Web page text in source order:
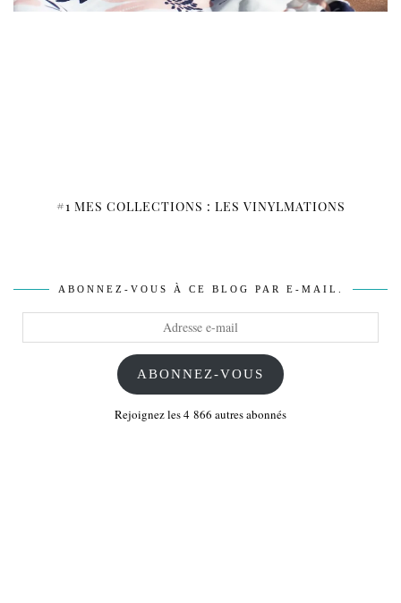
#1 MES COLLECTIONS : LES VINYLMATIONS
ABONNEZ-VOUS À CE BLOG PAR E-MAIL.
ABONNEZ-VOUS
Rejoignez les 4 866 autres abonnés